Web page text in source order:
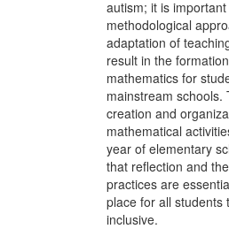
autism; it is
methodological
adaptation of
result in the
mathematics for
mainstream
creation and
mathematical
year of elementary
that reflection and
practices are
place for all students
inclusive.